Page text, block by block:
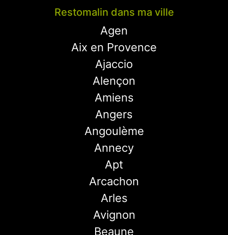
Restomalin dans ma ville
Agen
Aix en Provence
Ajaccio
Alençon
Amiens
Angers
Angoulème
Annecy
Apt
Arcachon
Arles
Avignon
Beaune